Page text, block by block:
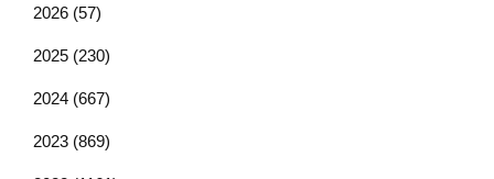
2026 (57)
2025 (230)
2024 (667)
2023 (869)